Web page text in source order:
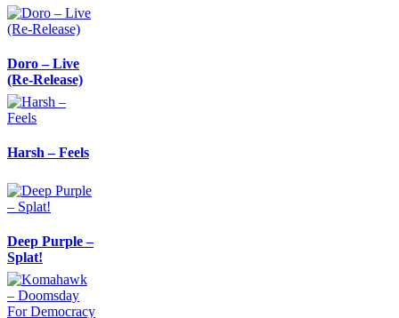
Doro – Live
(Re-Release)
Harsh – Feels
Deep Purple –
Splat!